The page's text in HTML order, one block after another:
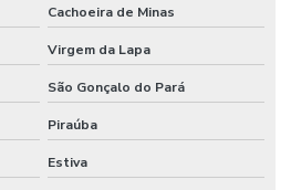
Cachoeira de Minas
Virgem da Lapa
São Gonçalo do Pará
Piraúba
Estiva